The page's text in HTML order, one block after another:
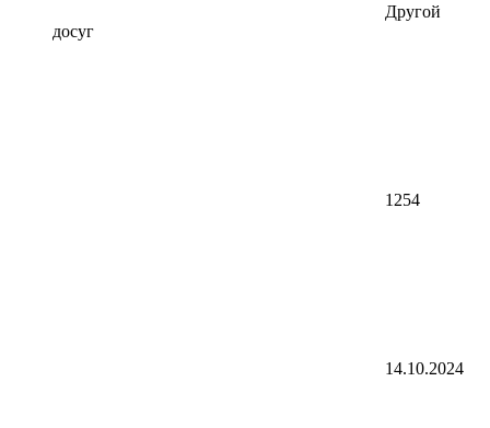
Другой
досуг
1254
14.10.2024